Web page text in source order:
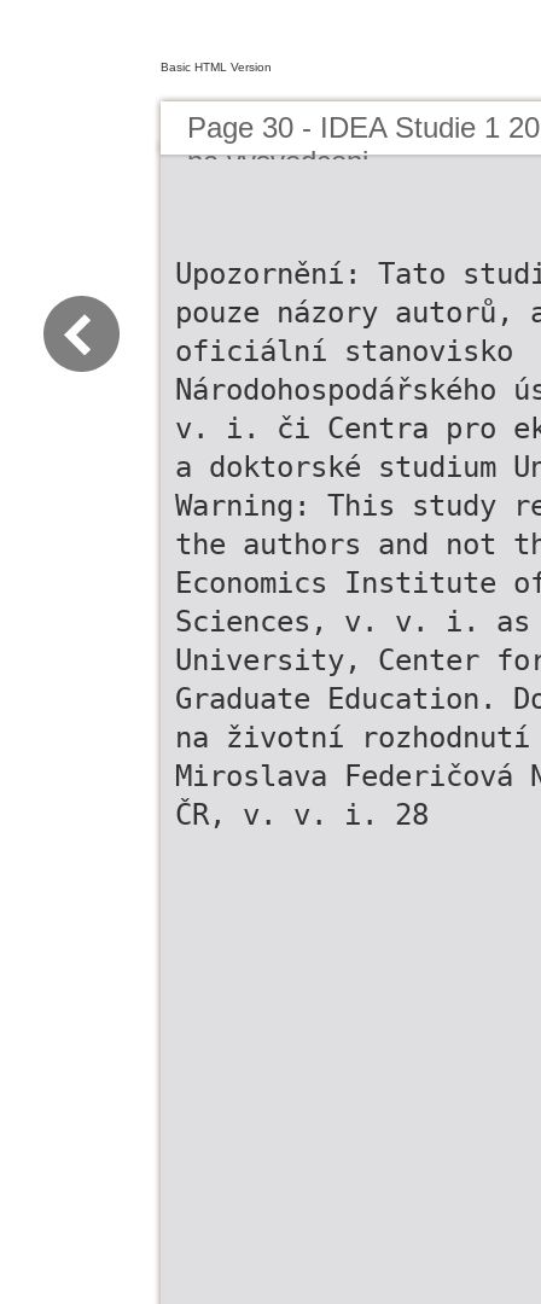
Basic HTML Version
Page 30 - IDEA Studie 1
na vysvedceni
Upozornění: Tato
pouze názory
oficiální stanovisko
Národohospodářského
v. i. či Centra pro
a doktorské studium
Warning: This study
the authors and
Economics Institute
Sciences, v. v. i. as
University, Center for
Graduate Education.
na životní
Miroslava Federičová
ČR, v. v. i. 28